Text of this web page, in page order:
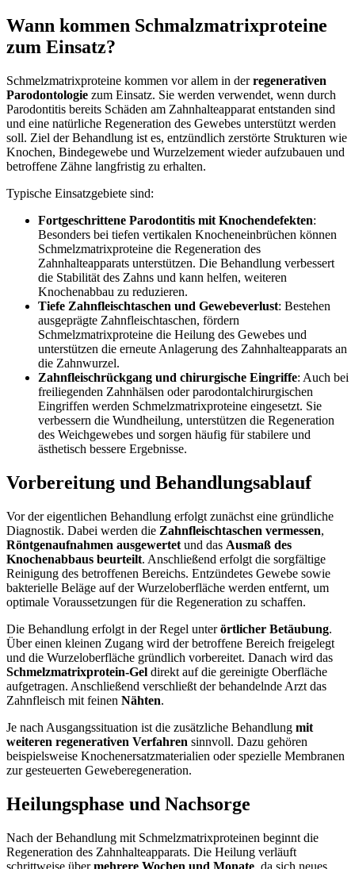
Wann kommen Schmalzmatrixproteine
zum Einsatz?
Schmelzmatrixproteine kommen vor allem in derregenerativen
Parodontologie zum Einsatz. Sie werden verwendet, wenn durch
Parodontitis bereits Schäden am Zahnhalteapparat entstanden sind
und eine natürliche Regeneration des Gewebes unterstützt werden
soll. Ziel der Behandlung ist es, entzündlich zerstörte Strukturen wie
Knochen, Bindegewebe und Wurzelzement wieder aufzubauen und
betroffene Zähne langfristig zu erhalten.
Typische Einsatzgebiete sind:
Fortgeschrittene Parodontitis mit Knochendefekten:
Besonders bei tiefen vertikalen Knocheneinbrüchen können
Schmelzmatrixproteine die Regeneration des
Zahnhalteapparats unterstützen. Die Behandlung verbessert
die Stabilität des Zahns und kann helfen, weiteren
Knochenabbau zu reduzieren.
Tiefe Zahnfleischtaschen und Gewebeverlust: Bestehen
ausgeprägte Zahnfleischtaschen, fördern
Schmelzmatrixproteine die Heilung des Gewebes und
unterstützen die erneute Anlagerung des Zahnhalteapparats an
die Zahnwurzel.
Zahnfleischrückgang und chirurgische Eingriffe: Auch bei
freiliegenden Zahnhälsen oder parodontalchirurgischen
Eingriffen werden Schmelzmatrixproteine eingesetzt. Sie
verbessern die Wundheilung, unterstützen die Regeneration
des Weichgewebes und sorgen häufig für stabilere und
ästhetisch bessere Ergebnisse.
Vorbereitung und Behandlungsablauf
Vor der eigentlichen Behandlung erfolgt zunächst eine gründliche
Diagnostik. Dabei werden die Zahnfleischtaschen vermessen,
Röntgenaufnahmen ausgewertet und das Ausmaß des
Knochenabbaus beurteilt. Anschließend erfolgt die sorgfältige
Reinigung des betroffenen Bereichs. Entzündetes Gewebe sowie
bakterielle Beläge auf der Wurzeloberfläche werden entfernt, um
optimale Voraussetzungen für die Regeneration zu schaffen.
Die Behandlung erfolgt in der Regel unterörtlicher Betäubung.
Über einen kleinen Zugang wird der betroffene Bereich freigelegt
und die Wurzeloberfläche gründlich vorbereitet. Danach wird das
Schmelzmatrixprotein-Gel direkt auf die gereinigte Oberfläche
aufgetragen. Anschließend verschließt der behandelnde Arzt das
Zahnfleisch mit feinen Nähten.
Je nach Ausgangssituation ist die zusätzliche Behandlung mit
weiteren regenerativen Verfahren sinnvoll. Dazu gehören
beispielsweise Knochenersatzmaterialien oder spezielle Membranen
zur gesteuerten Geweberegeneration.
Heilungsphase und Nachsorge
Nach der Behandlung mit Schmelzmatrixproteinen beginnt die
Regeneration des Zahnhalteapparats. Die Heilung verläuft
schrittweise übermehrere Wochen und Monate, da sich neues